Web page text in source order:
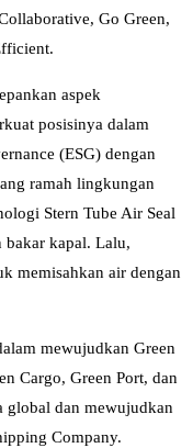
Go Green,
aspek
posisinya dalam
(ESG) dengan
ramah lingkungan
Stern Tube Air Seal
bakar kapal. Lalu,
memisahkan air dengan
mewujudkan Green
Cargo, Green Port, dan
global dan mewujudkan
Company.